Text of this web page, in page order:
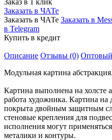
Заказать в ЧАТе
Заказать в ЧАТе Заказать в
в Telegram
Купить в кредит
Описание Отзывы (0) Оптовый
Модульная картина абстракция.
Картина выполнена на холсте
работа художника. Картина на
покрыта двойным защитным
стеновые крепления для
исполнения могут
металики и контуры.